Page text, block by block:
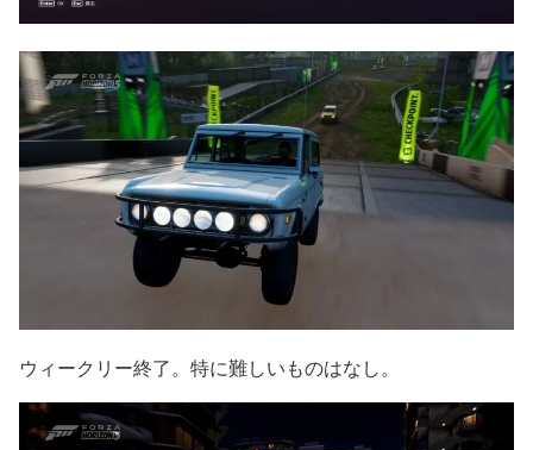
ウィークリー終了。特に難しいものはなし。